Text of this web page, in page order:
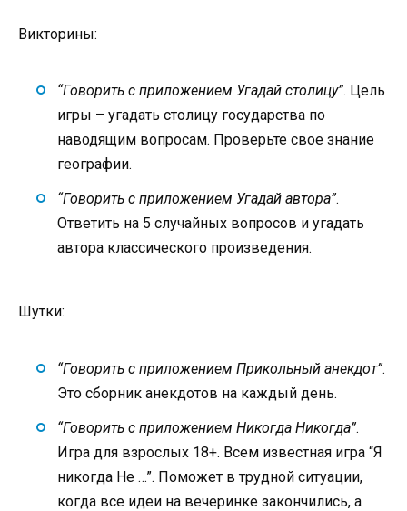
Викторины:
“Говорить с приложением Угадай столицу”. Цель
игры – угадать столицу государства по
наводящим вопросам. Проверьте свое знание
географии.
“Говорить с приложением Угадай автора”.
Ответить на 5 случайных вопросов и угадать
автора классического произведения.
Шутки:
“Говорить с приложением Прикольный анекдот”.
Это сборник анекдотов на каждый день.
“Говорить с приложением Никогда Никогда”.
Игра для взрослых 18+. Всем известная игра “Я
никогда Не …”. Поможет в трудной ситуации,
когда все идеи на вечеринке закончились, а